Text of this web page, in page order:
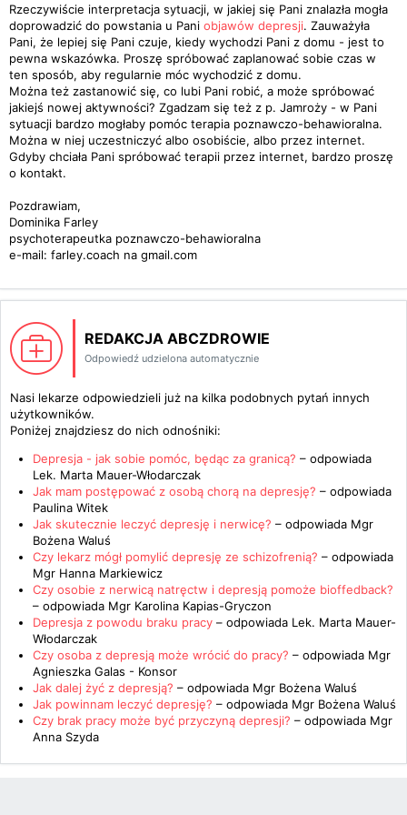
Rzeczywiście interpretacja sytuacji, w jakiej się Pani znalazła mogła
doprowadzić do powstania u Pani objawów depresji. Zauważyła
Pani, że lepiej się Pani czuje, kiedy wychodzi Pani z domu - jest to
pewna wskazówka. Proszę spróbować zaplanować sobie czas w
ten sposób, aby regularnie móc wychodzić z domu.
Można też zastanowić się, co lubi Pani robić, a może spróbować
jakiejś nowej aktywności? Zgadzam się też z p. Jamroży - w Pani
sytuacji bardzo mogłaby pomóc terapia poznawczo-behawioralna.
Można w niej uczestniczyć albo osobiście, albo przez internet.
Gdyby chciała Pani spróbować terapii przez internet, bardzo proszę
o kontakt.
Pozdrawiam,
Dominika Farley
psychoterapeutka poznawczo-behawioralna
e-mail: farley.coach na gmail.com
REDAKCJA ABCZDROWIE
Odpowiedź udzielona automatycznie
Nasi lekarze odpowiedzieli już na kilka podobnych pytań innych
użytkowników.
Poniżej znajdziesz do nich odnośniki:
Depresja - jak sobie pomóc, będąc za granicą? – odpowiada
Lek. Marta Mauer-Włodarczak
Jak mam postępować z osobą chorą na depresję? – odpowiada
Paulina Witek
Jak skutecznie leczyć depresję i nerwicę? – odpowiada Mgr
Bożena Waluś
Czy lekarz mógł pomylić depresję ze schizofrenią? – odpowiada
Mgr Hanna Markiewicz
Czy osobie z nerwicą natręctw i depresją pomoże bioffedback?
– odpowiada Mgr Karolina Kapias-Gryczon
Depresja z powodu braku pracy – odpowiada Lek. Marta Mauer-
Włodarczak
Czy osoba z depresją może wrócić do pracy? – odpowiada Mgr
Agnieszka Galas - Konsor
Jak dalej żyć z depresją? – odpowiada Mgr Bożena Waluś
Jak powinnam leczyć depresję? – odpowiada Mgr Bożena Waluś
Czy brak pracy może być przyczyną depresji? – odpowiada Mgr
Anna Szyda